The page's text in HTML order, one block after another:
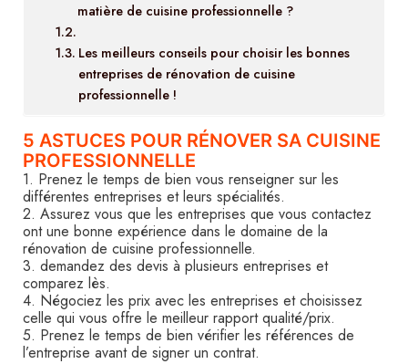
matière de cuisine professionnelle ?
Les meilleurs conseils pour choisir les bonnes
entreprises de rénovation de cuisine
professionnelle !
5 ASTUCES POUR RÉNOVER SA CUISINE
PROFESSIONNELLE
1. Prenez le temps de bien vous renseigner sur les
différentes entreprises et leurs spécialités.
2. Assurez vous que les entreprises que vous contactez
ont une bonne expérience dans le domaine de la
rénovation de cuisine professionnelle.
3. demandez des devis à plusieurs entreprises et
comparez lès.
4. Négociez les prix avec les entreprises et choisissez
celle qui vous offre le meilleur rapport qualité/prix.
5. Prenez le temps de bien vérifier les références de
l’entreprise avant de signer un contrat.